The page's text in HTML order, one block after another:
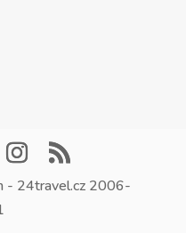
- 24travel.cz 2006-